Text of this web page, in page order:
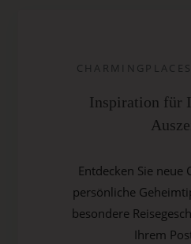
Inspiration für
Entdecken Sie neue
persönliche
besondere
Ihrem